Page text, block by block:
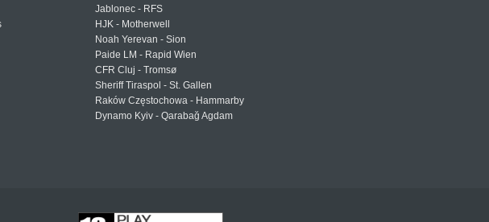
Jablonec - RFS
HJK - Motherwell
Noah Yerevan - Sion
Paide LM - Rapid Wien
CFR Cluj - Tromsø
Sheriff Tiraspol - St. Gallen
Raków Częstochowa - Hammarby
Dynamo Kyiv - Qarabağ Agdam